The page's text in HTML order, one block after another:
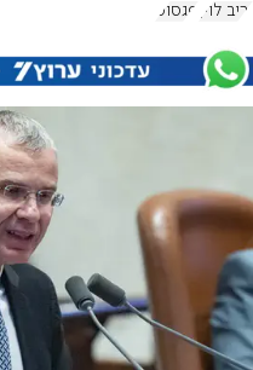
יריב לוין פגסוס